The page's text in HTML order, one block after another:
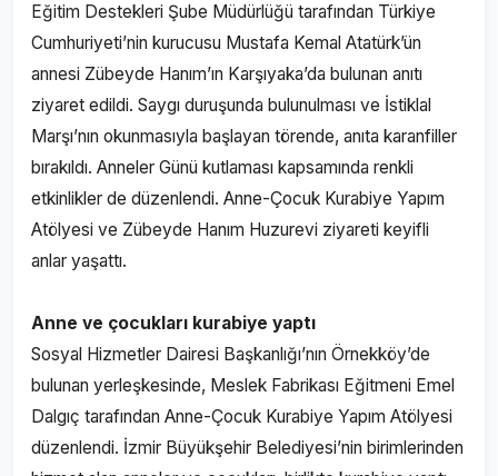
Eğitim Destekleri Şube Müdürlüğü tarafından Türkiye
Cumhuriyeti’nin kurucusu Mustafa Kemal Atatürk’ün
annesi Zübeyde Hanım’ın Karşıyaka’da bulunan anıtı
ziyaret edildi. Saygı duruşunda bulunulması ve İstiklal
Marşı’nın okunmasıyla başlayan törende, anıta karanfiller
bırakıldı. Anneler Günü kutlaması kapsamında renkli
etkinlikler de düzenlendi. Anne-Çocuk Kurabiye Yapım
Atölyesi ve Zübeyde Hanım Huzurevi ziyareti keyifli
anlar yaşattı.
Anne ve çocukları kurabiye yaptı
Sosyal Hizmetler Dairesi Başkanlığı’nın Örnekköy’de
bulunan yerleşkesinde, Meslek Fabrikası Eğitmeni Emel
Dalgıç tarafından Anne-Çocuk Kurabiye Yapım Atölyesi
düzenlendi. İzmir Büyükşehir Belediyesi’nin birimlerinden